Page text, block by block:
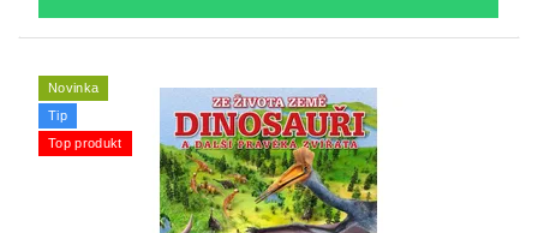
Novinka
Tip
Top produkt